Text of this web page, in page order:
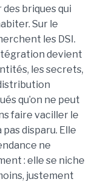
briques qui
Sur le
les DSI.
devient
les secrets,
qu’on ne peut
faire vaciller le
disparu. Elle
ne
: elle se niche
justement